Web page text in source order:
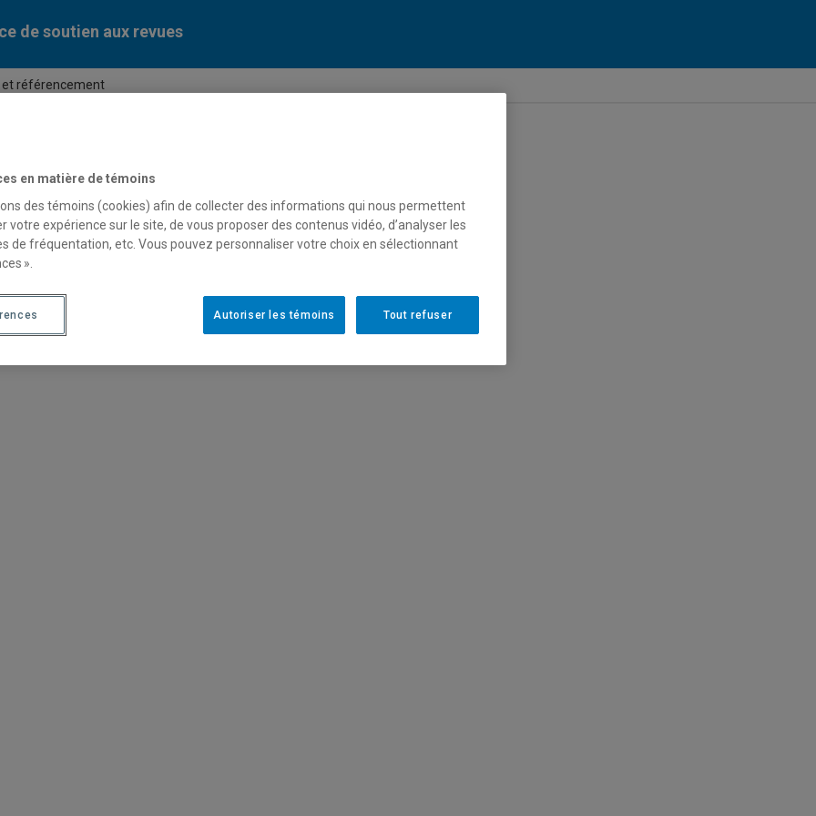
de soutien aux revues
et référencement
et référencement
en matière de témoins
des témoins (cookies) afin de collecter des informations qui nous permettent
votre expérience sur le site, de vous proposer des contenus vidéo, d’analyser les
de fréquentation, etc. Vous pouvez personnaliser votre choix en sélectionnant
».
Tout refuser
Autoriser les témoins